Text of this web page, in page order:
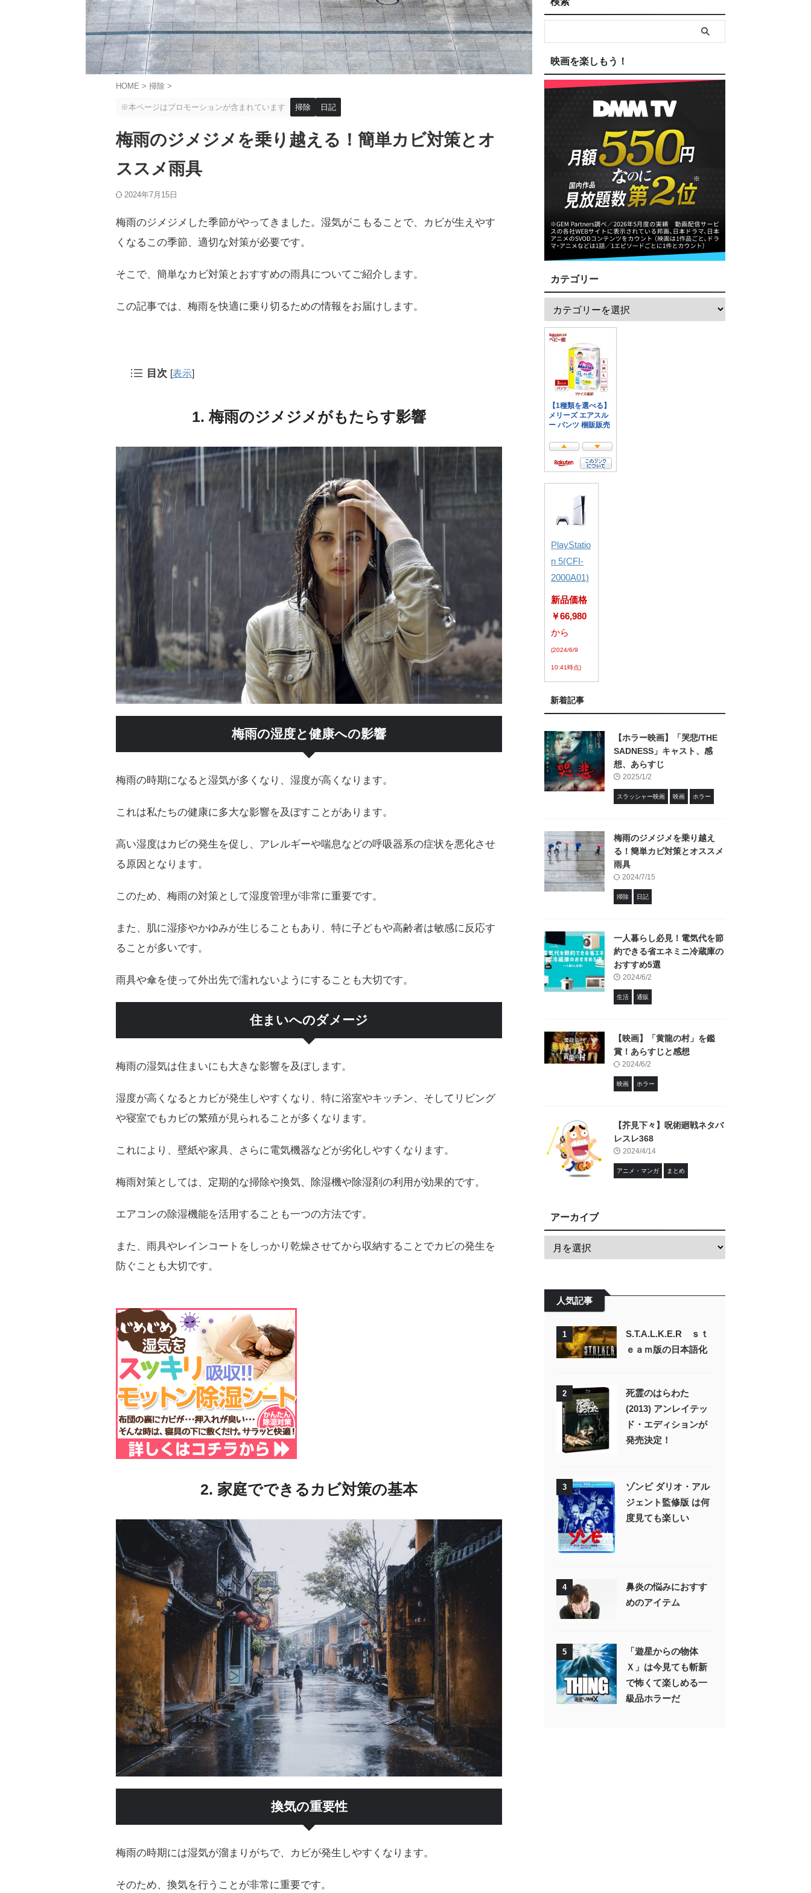
HOME > 掃除 >
※本ページはプロモーションが含まれています 掃除 日記
梅雨のジメジメを乗り越える！簡単カビ対策とオ
ススメ雨具
2024年7月15日
梅雨のジメジメした季節がやってきました。湿気がこもることで、カビが生えやす
くなるこの季節、適切な対策が必要です。
そこで、簡単なカビ対策とおすすめの雨具についてご紹介します。
この記事では、梅雨を快適に乗り切るための情報をお届けします。
目次 [表示]
1. 梅雨のジメジメがもたらす影響
梅雨の湿度と健康への影響
梅雨の時期になると湿気が多くなり、湿度が高くなります。
これは私たちの健康に多大な影響を及ぼすことがあります。
高い湿度はカビの発生を促し、アレルギーや喘息などの呼吸器系の症状を悪化させ
る原因となります。
このため、梅雨の対策として湿度管理が非常に重要です。
また、肌に湿疹やかゆみが生じることもあり、特に子どもや高齢者は敏感に反応す
ることが多いです。
雨具や傘を使って外出先で濡れないようにすることも大切です。
住まいへのダメージ
梅雨の湿気は住まいにも大きな影響を及ぼします。
湿度が高くなるとカビが発生しやすくなり、特に浴室やキッチン、そしてリビング
や寝室でもカビの繁殖が見られることが多くなります。
これにより、壁紙や家具、さらに電気機器などが劣化しやすくなります。
梅雨対策としては、定期的な掃除や換気、除湿機や除湿剤の利用が効果的です。
エアコンの除湿機能を活用することも一つの方法です。
また、雨具やレインコートをしっかり乾燥させてから収納することでカビの発生を
防ぐことも大切です。
2. 家庭でできるカビ対策の基本
換気の重要性
梅雨の時期には湿気が溜まりがちで、カビが発生しやすくなります。
そのため、換気を行うことが非常に重要です。
映画を楽しもう！
カテゴリー
PlayStatio
n 5(CFI-
2000A01)
新品価格
￥66,980
から
(2024/6/9
10:41時点)
新着記事
【ホラー映画】「哭悲/THE
SADNESS」キャスト、感
想、あらすじ
2025/1/2
スラッシャー映画 映画 ホラー
梅雨のジメジメを乗り越え
る！簡単カビ対策とオススメ
雨具
2024/7/15
掃除 日記
一人暮らし必見！電気代を節
約できる省エネミニ冷蔵庫の
おすすめ5選
2024/6/2
生活 通販
【映画】「黄龍の村」を鑑
賞！あらすじと感想
2024/6/2
映画 ホラー
【芥見下々】呪術廻戦ネタバ
レスレ368
2024/4/14
アニメ・マンガ まとめ
アーカイブ
人気記事
1
S.T.A.L.K.E.R ｓｔ
ｅａｍ版の日本語化
2
死霊のはらわた
(2013) アンレイテッ
ド・エディションが
発売決定！
3
ゾンビ ダリオ・アル
ジェント監修版 は何
度見ても楽しい
4
鼻炎の悩みにおすす
めのアイテム
5
「遊星からの物体
Ｘ」は今見ても斬新
で怖くて楽しめる一
級品ホラーだ